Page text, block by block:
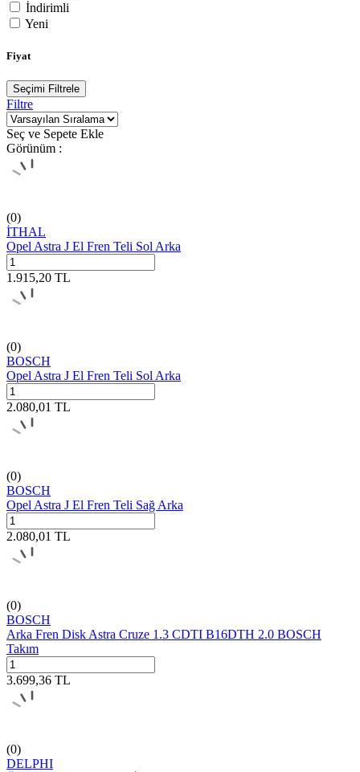
İndirimli
Yeni
Fiyat
Seçimi Filtrele
Filtre
Seç ve Sepete Ekle
Görünüm :
(0)
İTHAL
Opel Astra J El Fren Teli Sol Arka
1.915,20 TL
(0)
BOSCH
Opel Astra J El Fren Teli Sol Arka
2.080,01 TL
(0)
BOSCH
Opel Astra J El Fren Teli Sağ Arka
2.080,01 TL
(0)
BOSCH
Arka Fren Disk Astra Cruze 1.3 CDTI B16DTH 2.0 BOSCH
Takım
3.699,36 TL
(0)
DELPHI